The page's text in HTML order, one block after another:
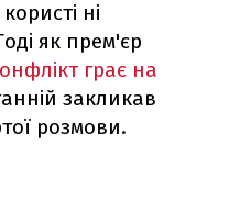
ні
як прем'єр
грає на
закликав
розмови.